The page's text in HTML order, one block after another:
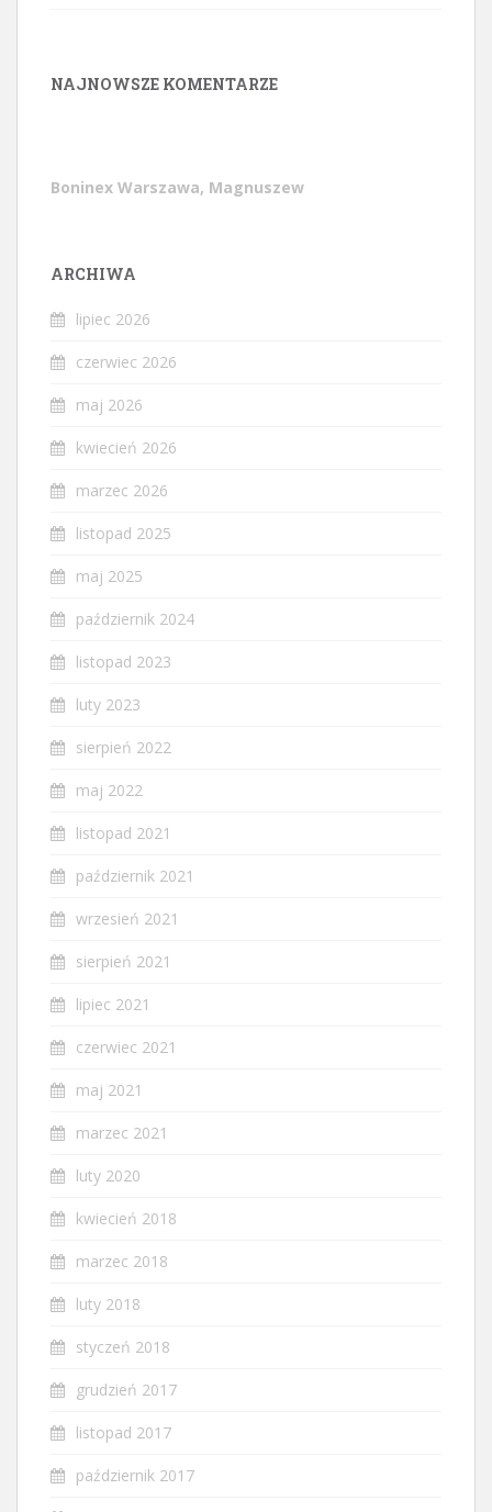
NAJNOWSZE KOMENTARZE
Boninex Warszawa, Magnuszew
ARCHIWA
lipiec 2026
czerwiec 2026
maj 2026
kwiecień 2026
marzec 2026
listopad 2025
maj 2025
październik 2024
listopad 2023
luty 2023
sierpień 2022
maj 2022
listopad 2021
październik 2021
wrzesień 2021
sierpień 2021
lipiec 2021
czerwiec 2021
maj 2021
marzec 2021
luty 2020
kwiecień 2018
marzec 2018
luty 2018
styczeń 2018
grudzień 2017
listopad 2017
październik 2017